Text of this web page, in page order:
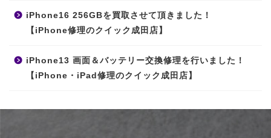
iPhone16 256GBを買取させて頂きました！
【iPhone修理のクイック成田店】
iPhone13 画面＆バッテリー交換修理を行いました！
【iPhone・iPad修理のクイック成田店】